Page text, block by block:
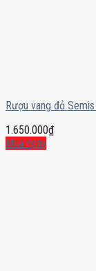
Rượu vang đỏ
1.650.000₫
Mua ngay